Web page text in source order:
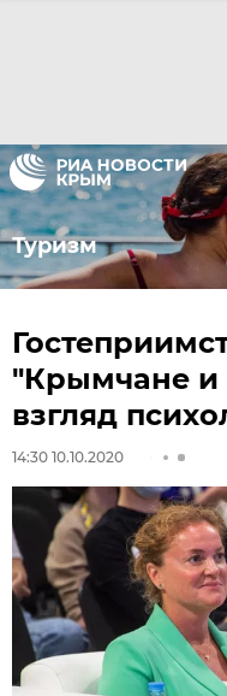
Туризм
"Крымчане и
взгляд
14:30 10.10.2020